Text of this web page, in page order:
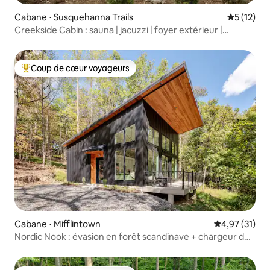
Cabane ⋅ Susquehanna Trails
5 (12)
Creekside Cabin : sauna | jacuzzi | foyer extérieur |
Coups de cœur voyageurs les plus appréciés
Coup de cœur voyageurs
Cabane ⋅ Mifflintown Évaluation
4,97 (31)
Nordic Nook : évasion en forêt scandinave + chargeur de